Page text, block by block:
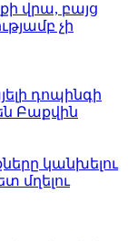
վրա, բայց
չի
դոպինգի
Բաքվին
կանխելու
մղելու